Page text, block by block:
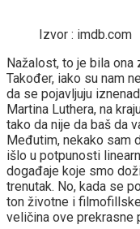
Izvor : imdb.com
Nažalost, to je bila
Također, iako su nam
da se pojavljuju
Martina Luthera, na
tako da nije da baš da
Međutim, nekako sam
išlo u potpunosti
događaje koje smo
trenutak. No, kada se
ton životne i
veličina ove prekrasne